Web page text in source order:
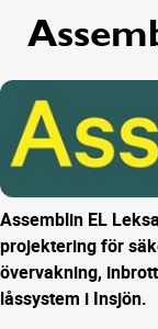
Assemblin EL
projektering för
övervakning,
låssystem i Insjön.